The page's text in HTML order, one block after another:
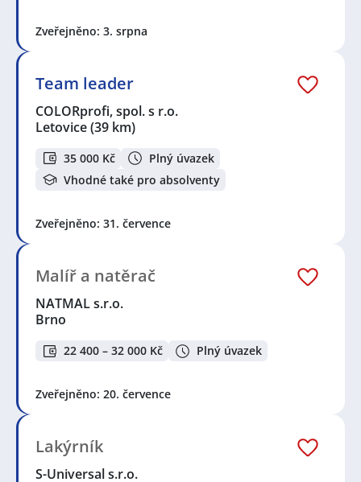
Zveřejněno: 3. srpna
Team leader
COLORprofi, spol. s r.o.
Letovice(39 km)
35 000 Kč
Plný úvazek
Vhodné také pro absolventy
Zveřejněno: 31. července
Malíř a natěrač
NATMAL s.r.o.
Brno
22 400 – 32 000 Kč Plný úvazek
Zveřejněno: 20. července
Lakýrník
S-Universal s.r.o.